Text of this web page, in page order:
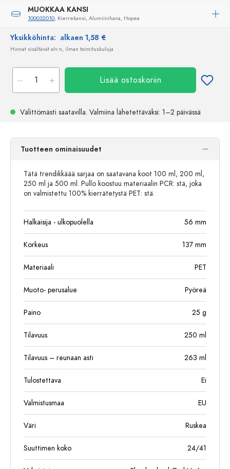
MUOKKAA KANSI
100032010, Kierrekansi, Alumiinihana, Hopea
Yksikköhinta: alkaen 1,58 €
Hinnat sisältävät alv:n, ilman toimituskuluja
Lisää ostoskoriin
Välittömästi saatavilla. Valmiina lähetettäväksi: 1–2 päivässä
Tuotteen ominaisuudet
Tätä trendikkäää sarjaa on saatavana koot 100 ml, 200 ml,
250 ml ja 500 ml. Pullo koostuu materiaalin PCR: stä, joka
on valmistettu 100% kierrätetystä PET: stä.
Halkaisija - ulkopuolella 56 mm
Korkeus 137 mm
Materiaali PET
Muoto- perusalue Pyöreä
Paino 25 g
Tilavuus 250 ml
Tilavuus – reunaan asti 263 ml
Tulostettava Ei
Valmistusmaa EU
Väri Ruskea
Suuttimen koko 24/41